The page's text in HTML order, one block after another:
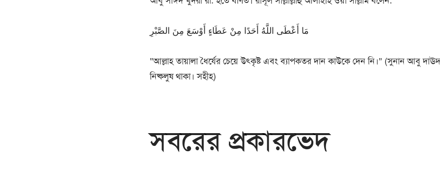
مَا أَعْطَى اللَّهُ أَحَدًا مِنْ عَطَاءٍ أَوْسَعَ مِنَ الصَّبْرِ
“আল্লাহ তায়ালা ধৈর্যের চেয়ে উৎকৃষ্ট এবং ব্যাপকতর দান কাউকে দেন নি।” (সুনান আবু
নিষ্কলুষ থাকা। সহীহ)
সবরের প্রকারভেদ